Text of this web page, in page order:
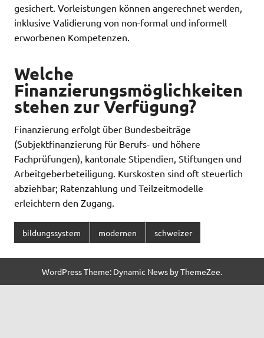
gesichert. Vorleistungen können angerechnet werden,
inklusive Validierung von non-formal und informell
erworbenen Kompetenzen.
Welche
Finanzierungsmöglichkeiten
stehen zur Verfügung?
Finanzierung erfolgt über Bundesbeiträge
(Subjektfinanzierung für Berufs- und höhere
Fachprüfungen), kantonale Stipendien, Stiftungen und
Arbeitgeberbeteiligung. Kurskosten sind oft steuerlich
abziehbar; Ratenzahlung und Teilzeitmodelle
erleichtern den Zugang.
bildungssystem modernen schweizer
WordPress Theme: Dynamic News by ThemeZee.